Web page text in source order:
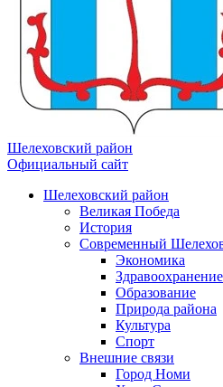
Шелеховский район
Официальный сайт
Шелеховский район
Великая Победа
История
Современный
Экономика
Здравоохранение
Образование
Природа района
Культура
Спорт
Внешние связи
Город Номи